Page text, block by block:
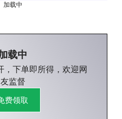
加载中
载中
，下单即所得，欢迎网
友监督
费领取